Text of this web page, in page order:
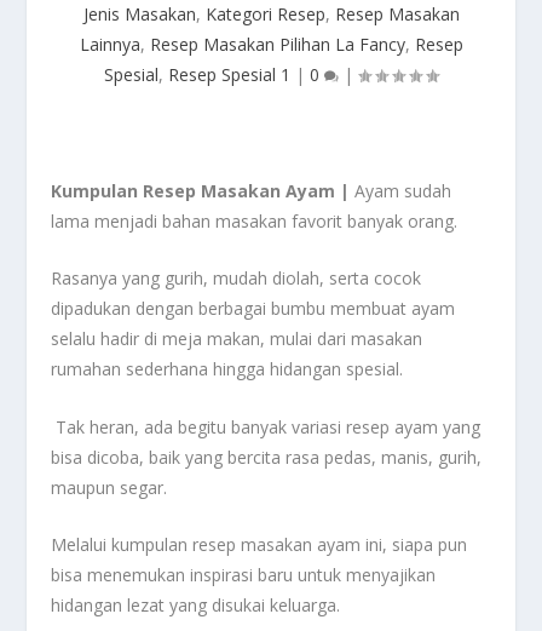
Jenis Masakan, Kategori Resep, Resep Masakan
Lainnya, Resep Masakan Pilihan La Fancy, Resep
Spesial, Resep Spesial 1 | 0 |
Kumpulan Resep Masakan Ayam |Ayam sudah
lama menjadi bahan masakan favorit banyak orang.
Rasanya yang gurih, mudah diolah, serta cocok
dipadukan dengan berbagai bumbu membuat ayam
selalu hadir di meja makan, mulai dari masakan
rumahan sederhana hingga hidangan spesial.
Tak heran, ada begitu banyak variasi resep ayam yang
bisa dicoba, baik yang bercita rasa pedas, manis, gurih,
maupun segar.
Melalui kumpulan resep masakan ayam ini, siapa pun
bisa menemukan inspirasi baru untuk menyajikan
hidangan lezat yang disukai keluarga.